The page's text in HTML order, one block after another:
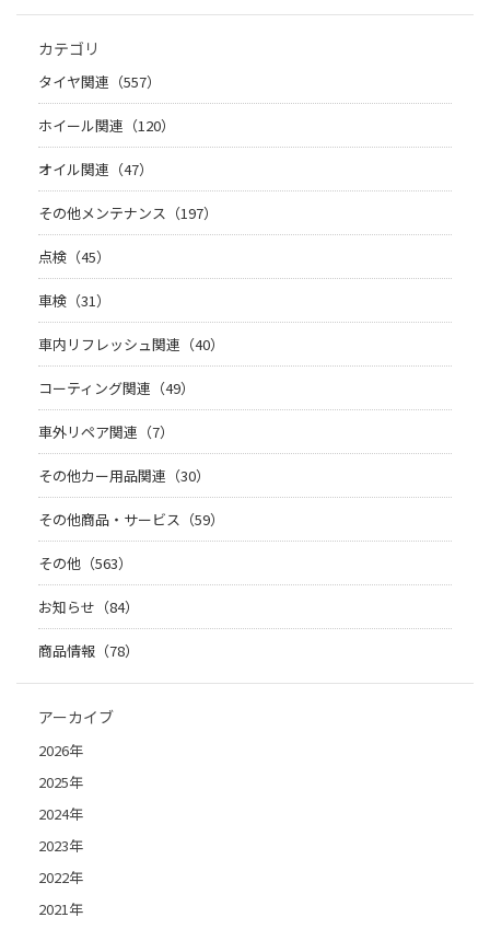
カテゴリ
タイヤ関連（557）
ホイール関連（120）
オイル関連（47）
その他メンテナンス（197）
点検（45）
車検（31）
車内リフレッシュ関連（40）
コーティング関連（49）
車外リペア関連（7）
その他カー用品関連（30）
その他商品・サービス（59）
その他（563）
お知らせ（84）
商品情報（78）
アーカイブ
2026年
2025年
2024年
2023年
2022年
2021年